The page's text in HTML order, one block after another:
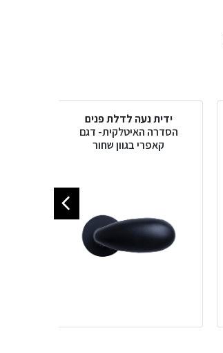
ידית נעה לדלת פנים
הסדרה האיטלקית- דגם
קאפרי בגוון שחור